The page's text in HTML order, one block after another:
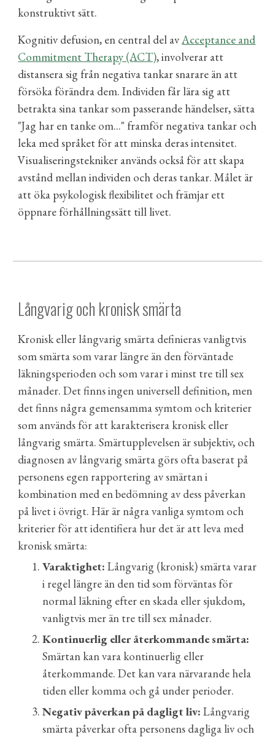
konstruktivt sätt.
Kognitiv defusion, en central del avAcceptance and
Commitment Therapy (ACT), involverar att
distansera sig från negativa tankar snarare än att
försöka förändra dem. Individen får lära sig att
betrakta sina tankar som passerande händelser, sätta
"Jag har en tanke om..." framför negativa tankar och
leka med språket för att minska deras intensitet.
Visualiseringstekniker används också för att skapa
avstånd mellan individen och deras tankar. Målet är
att öka psykologisk flexibilitet och främjar ett
öppnare förhållningssätt till livet.
Långvarig och kronisk smärta
Kronisk eller långvarig smärta definieras vanligtvis
som smärta som varar längre än den förväntade
läkningsperioden och som varar i minst tre till sex
månader. Det finns ingen universell definition, men
det finns några gemensamma symtom och kriterier
som används för att karakterisera kronisk eller
långvarig smärta. Smärtupplevelsen är subjektiv, och
diagnosen av långvarig smärta görs ofta baserat på
personens egen rapportering av smärtan i
kombination med en bedömning av dess påverkan
på livet i övrigt. Här är några vanliga symtom och
kriterier för att identifiera hur det är att leva med
kronisk smärta:
Varaktighet: Långvarig (kronisk) smärta varar
i regel längre än den tid som förväntas för
normal läkning efter en skada eller sjukdom,
vanligtvis mer än tre till sex månader.
Kontinuerlig eller återkommande smärta:
Smärtan kan vara kontinuerlig eller
återkommande. Det kan vara närvarande hela
tiden eller komma och gå under perioder.
Negativ påverkan på dagligt liv: Långvarig
smärta påverkar ofta personens dagliga liv och